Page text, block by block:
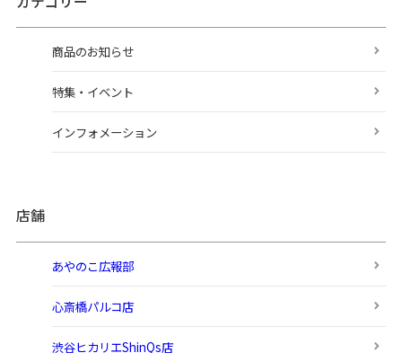
商品のお知らせ
特集・イベント
インフォメーション
店舗
あやのこ広報部
心斎橋パルコ店
渋谷ヒカリエShinQs店